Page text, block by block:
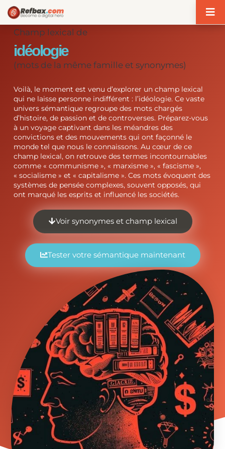
Champ lexical de
idéologie
(mots de la même famille et synonymes)
Voilà, le moment est venu d’explorer un champ lexical
qui ne laisse personne indifférent : l’idéologie. Ce vaste
univers sémantique regroupe des mots chargés
d’histoire, de passion et de controverses. Préparez-vous
à un voyage captivant dans les méandres des
convictions et des mouvements qui ont façonné le
monde tel que nous le connaissons. Au cœur de ce
champ lexical, on retrouve des termes incontournables
comme « communisme », « marxisme », « fascisme »,
« socialisme » et « capitalisme ». Ces mots évoquent des
systèmes de pensée complexes, souvent opposés, qui
ont marqué les esprits et influencé les sociétés.
Voir synonymes et champ lexical
Tester votre sémantique maintenant
Panneau de gestion des cookies